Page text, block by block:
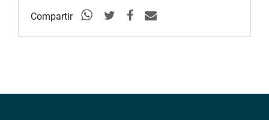
Compartir